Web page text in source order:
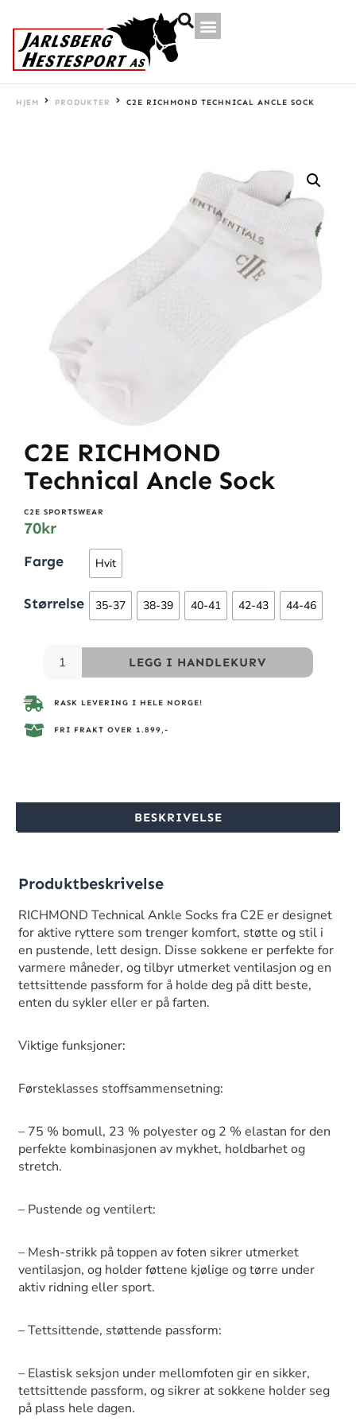
HJEM PRODUKTER C2E RICHMOND TECHNICAL ANCLE SOCK
C2E RICHMOND
Technical Ancle Sock
C2E SPORTSWEAR
70kr
Farge Hvit
Størrelse 35-37 38-39 40-41 42-43 44-46
LEGG I HANDLEKURV
RASK LEVERING I HELE NORGE!
FRI FRAKT OVER 1.899,-
BESKRIVELSE
Produktbeskrivelse
RICHMOND Technical Ankle Socks fra C2E er designet
for aktive ryttere som trenger komfort, støtte og stil i
en pustende, lett design. Disse sokkene er perfekte for
varmere måneder, og tilbyr utmerket ventilasjon og en
tettsittende passform for å holde deg på ditt beste,
enten du sykler eller er på farten.
Viktige funksjoner:
Førsteklasses stoffsammensetning:
– 75 % bomull, 23 % polyester og 2 % elastan for den
perfekte kombinasjonen av mykhet, holdbarhet og
stretch.
– Pustende og ventilert:
– Mesh-strikk på toppen av foten sikrer utmerket
ventilasjon, og holder føttene kjølige og tørre under
aktiv ridning eller sport.
– Tettsittende, støttende passform:
– Elastisk seksjon under mellomfoten gir en sikker,
tettsittende passform, og sikrer at sokkene holder seg
på plass hele dagen.